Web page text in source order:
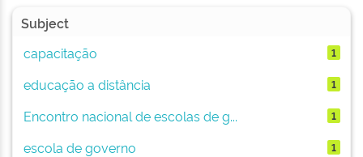
Subject
capacitação
1
educação a distância 1
Encontro nacional de escolas de g... 1
escola de governo 1